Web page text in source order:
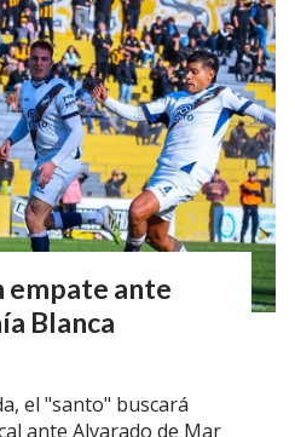
empate ante
Blanca
el "santo" buscará
ante Alvarado de Mar